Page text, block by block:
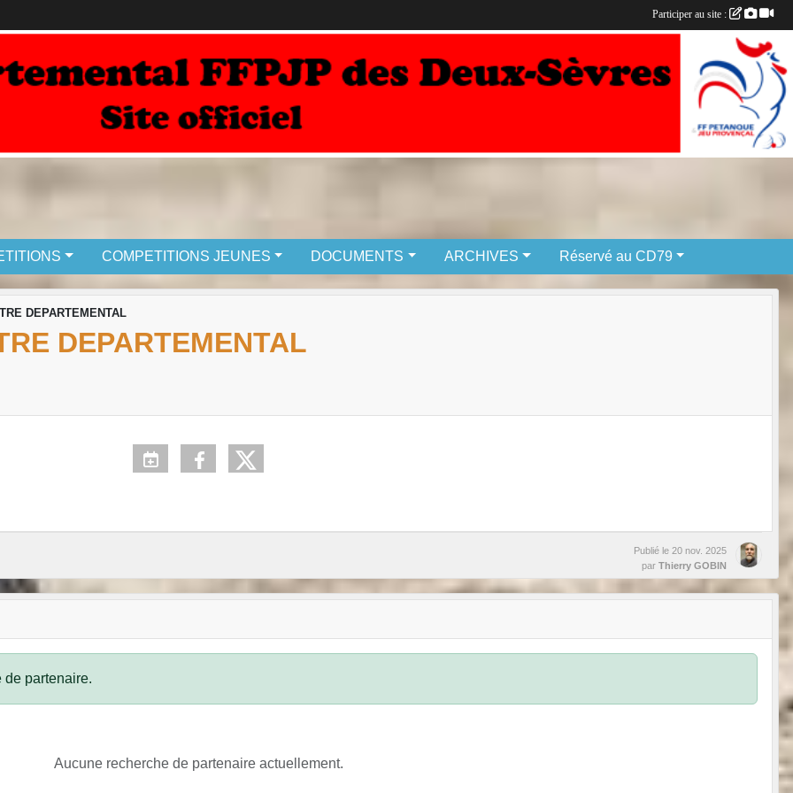
COMPETITIONS JEUNES DOCUMENTS ARCHIVES Réservé au CD79
DEPARTEMENTAL
DEPARTEMENTAL
Publié le 20 nov. 2025
par Thierry GOBIN
de partenaire.
Aucune recherche de partenaire actuellement.
Participer au site :